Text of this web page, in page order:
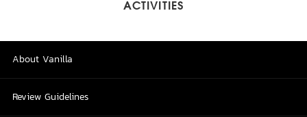
ACTIVITIES
About Vanilla
Review Guidelines